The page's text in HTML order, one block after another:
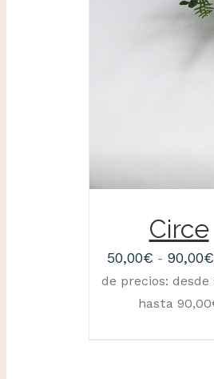
Circe
50,00€ - 90,00€
de precios: desde
hasta